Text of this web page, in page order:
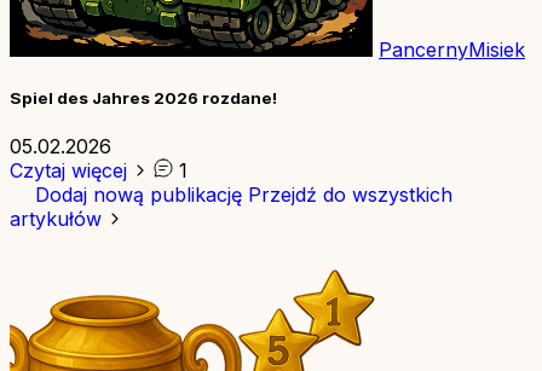
PancernyMisiek
Spiel des Jahres 2026 rozdane!
05.02.2026
Czytaj więcej
1
Dodaj nową publikację Przejdź do wszystkich
artykułów